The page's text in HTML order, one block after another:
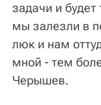
задачи и будет
мы залезли в
люк и нам
мной - тем
Черышев.